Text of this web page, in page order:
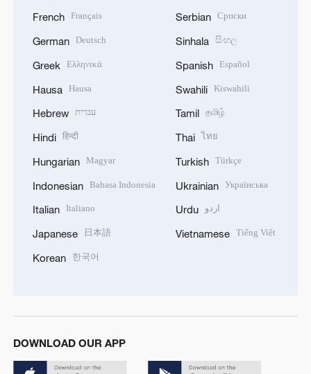
French Français
German Deutsch
Greek Ελληνικά
Hausa Hausa
Hebrew עברית
Hindi हिन्दी
Hungarian Magyar
Indonesian Bahasa Indonesia
Italian Italiano
Japanese 日本語
Korean 한국어
Serbian Српски
Sinhala සිංහල
Spanish Español
Swahili Kiswahili
Tamil தமிழ்
Thai ไทย
Turkish Türkçe
Ukrainian Українська
Urdu اردو
Vietnamese Tiếng Việt
DOWNLOAD OUR APP